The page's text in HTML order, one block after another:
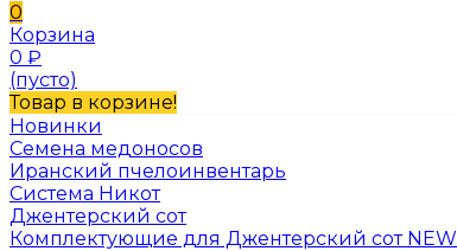
0
Корзина
0 ₽
(пусто)
Товар в корзине!
Новинки
Семена медоносов
Иранский пчелоинвентарь
Система Никот
Джентерский сот
Комплектующие для Джентерский сот NEW